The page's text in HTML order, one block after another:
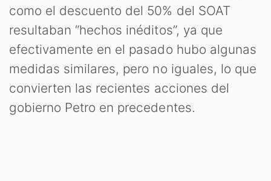
como el descuento del 50% del SOAT
resultaban “hechos inéditos”, ya que
efectivamente en el pasado hubo algunas
medidas similares, pero no iguales, lo que
convierten las recientes acciones del
gobierno Petro en precedentes.